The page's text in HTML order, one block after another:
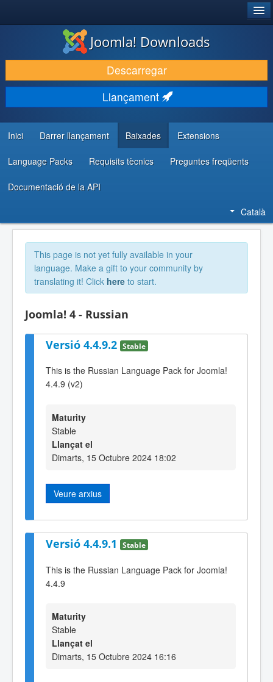
DESCARREGA & AMPLIA
DESCOBRIR & APRENDRE
COMUNITAT & SUPORT
RECURSOS PER DESENVOLUPADORS/ES
Joomla! Downloads
Descarregar
Llançament
Inici Darrer llançament Baixades Extensions
Language Packs Requisits tècnics Preguntes freqüents
Documentació de la API
Català
This page is not yet fully available in your
language. Make a gift to your community by
translating it! Click here to start.
Joomla! 4 - Russian
Versió 4.4.9.2 Stable
This is the Russian Language Pack for Joomla!
4.4.9 (v2)
Maturity
Stable
Llançat el
Dimarts, 15 Octubre 2024 18:02
Veure arxius
Versió 4.4.9.1 Stable
This is the Russian Language Pack for Joomla!
4.4.9
Maturity
Stable
Llançat el
Dimarts, 15 Octubre 2024 16:16